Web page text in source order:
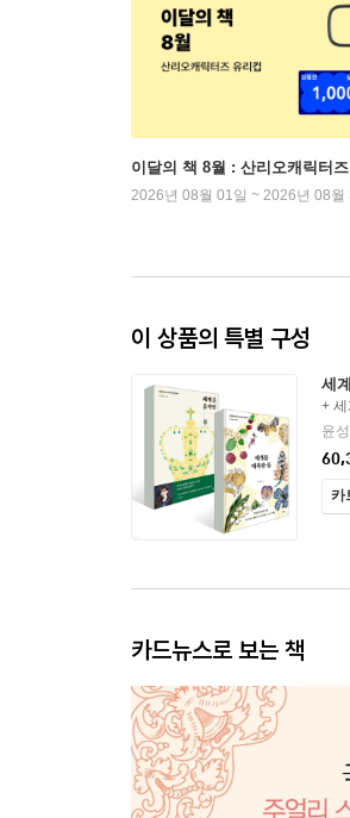
이달의 책 8월 : 산리오캐릭터즈
2026년 08월 01일 ~ 2026년 08월
이 상품의 특별 구성
세
+
윤
카
카드뉴스로 보는 책